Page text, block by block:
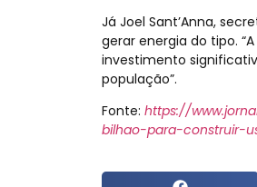
Já Joel Sant’Anna,
gerar energia do tipo.
investimento
população”.
Fonte: https://
bilhao-para-construir-